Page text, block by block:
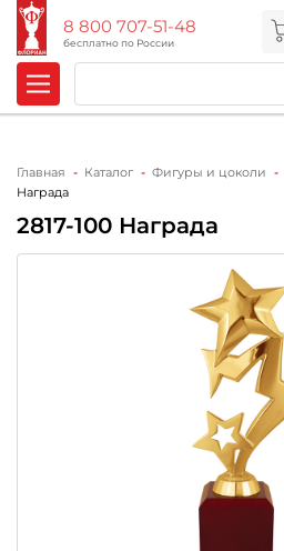
8 800 707-51-48
бесплатно по России
Главная Каталог Фигуры и цоколи
Награда
2817-100 Награда